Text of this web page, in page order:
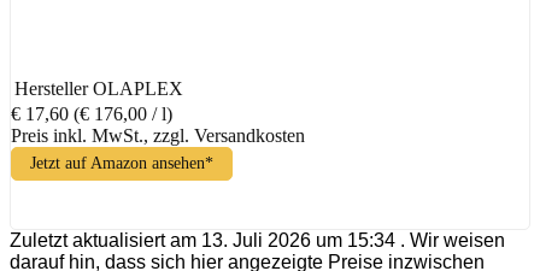
Hersteller OLAPLEX
€ 17,60 (€ 176,00 / l)
Preis inkl. MwSt., zzgl. Versandkosten
Jetzt auf Amazon ansehen*
Zuletzt aktualisiert am 13. Juli 2026 um 15:34 . Wir weisen
darauf hin, dass sich hier angezeigte Preise inzwischen